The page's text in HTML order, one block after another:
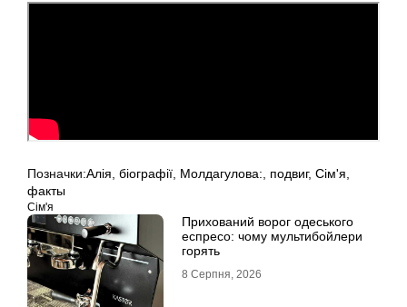
Позначки:Алія, біографії, Молдагулова:, подвиг, Сім'я,
факты
Сім'я
Прихований ворог одеського
еспресо: чому мультибойлери
горять
8 Серпня, 2026